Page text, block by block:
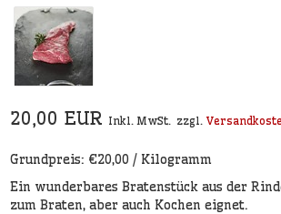
20,00 EUR Inkl. MwSt. zzgl.
Grundpreis: €20,00 / Kilogramm
Ein wunderbares Bratenstück aus der
zum Braten, aber auch Kochen eignet.